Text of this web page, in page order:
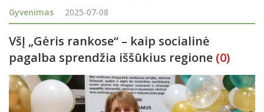
Praeitais metais, nuo liepos 1 d. pasikeitus šios paslaugos
teisiniam reguliavimui, laikino atokvėpio pa
Gyvenimas 2025-07-08
VšĮ „Gėris rankose“ – kaip socialinė
pagalba sprendžia iššūkius regione (0)